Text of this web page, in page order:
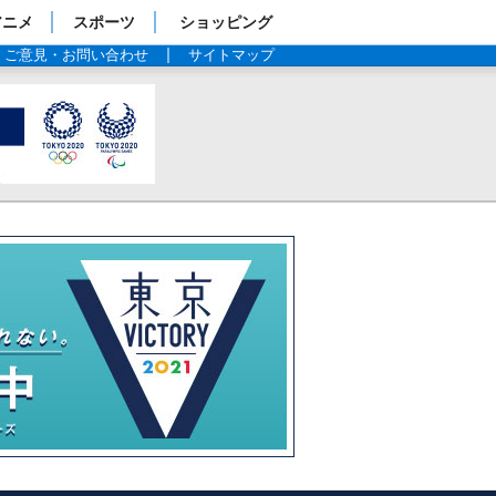
メ スポーツ ショッピング
ご意見・お問い合わせ サイトマップ